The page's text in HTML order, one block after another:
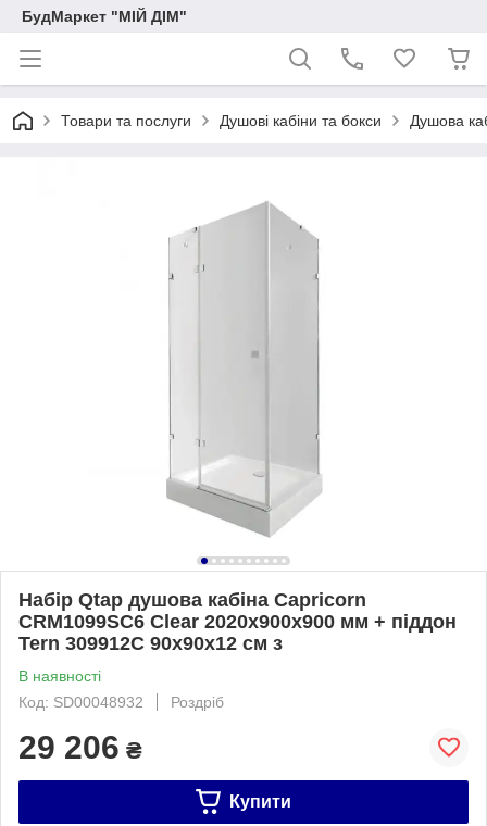
БудМаркет "МІЙ ДІМ"
Товари та послуги Душові кабіни та бокси Душова
Набір Qtap душова кабіна Capricorn
CRM1099SC6 Clear 2020x900x900 мм + піддон
Tern 309912C 90x90x12 см з
В наявності
Код: SD00048932
Роздріб
29 206 ₴
Купити